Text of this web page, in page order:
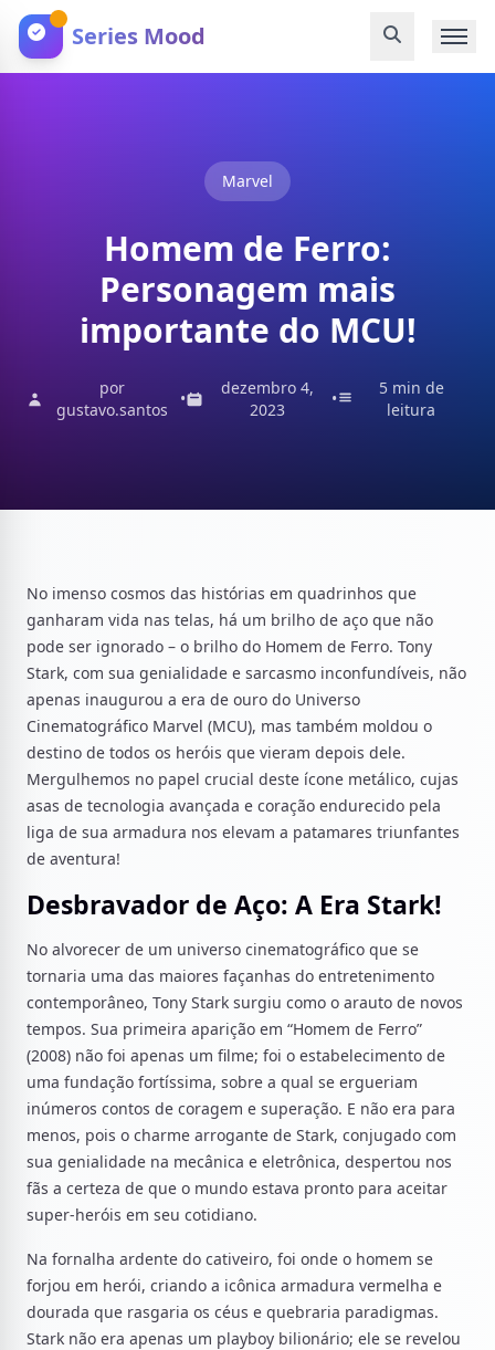
Series Mood
Marvel
Homem de Ferro:
Personagem mais
importante do MCU!
por
gustavo.santos
•
dezembro 4,
2023
•
5 min de
leitura
No imenso cosmos das histórias em quadrinhos que
ganharam vida nas telas, há um brilho de aço que não
pode ser ignorado – o brilho do Homem de Ferro. Tony
Stark, com sua genialidade e sarcasmo inconfundíveis, não
apenas inaugurou a era de ouro do Universo
Cinematográfico Marvel (MCU), mas também moldou o
destino de todos os heróis que vieram depois dele.
Mergulhemos no papel crucial deste ícone metálico, cujas
asas de tecnologia avançada e coração endurecido pela
liga de sua armadura nos elevam a patamares triunfantes
de aventura!
Desbravador de Aço: A Era Stark!
No alvorecer de um universo cinematográfico que se
tornaria uma das maiores façanhas do entretenimento
contemporâneo, Tony Stark surgiu como o arauto de novos
tempos. Sua primeira aparição em “Homem de Ferro”
(2008) não foi apenas um filme; foi o estabelecimento de
uma fundação fortíssima, sobre a qual se ergueriam
inúmeros contos de coragem e superação. E não era para
menos, pois o charme arrogante de Stark, conjugado com
sua genialidade na mecânica e eletrônica, despertou nos
fãs a certeza de que o mundo estava pronto para aceitar
super-heróis em seu cotidiano.
Na fornalha ardente do cativeiro, foi onde o homem se
forjou em herói, criando a icônica armadura vermelha e
dourada que rasgaria os céus e quebraria paradigmas.
Stark não era apenas um playboy bilionário; ele se revelou